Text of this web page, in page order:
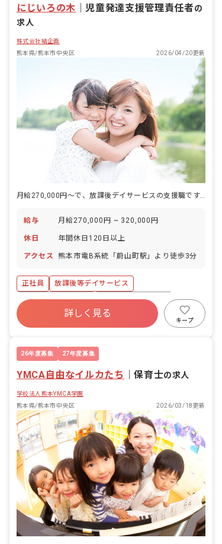
にじいろの木 児童発達支援管理責任者の
求人
株式会社結企画
熊本県/熊本市中央区
2026/04/20更新
月給270,000円～で、放課後デイサービスの支援職です。
給与 月給270,000円 ~ 320,000円
休日 年間休日120日以上
アクセス 熊本市電B系統「蔚山町駅」より徒歩3分
正社員
放課後等デイサービス
ボーナス・賞与あり
年間休日120日以上
社会保険完備
残業少なめ
昇給昇進あり
詳しく見る
キープ
26年度募集 27年度募集
YMCA自由なイルカたち ｜保育士の求人
学校法人熊本YMCA学園
熊本県/熊本市中央区
2026/03/18更新